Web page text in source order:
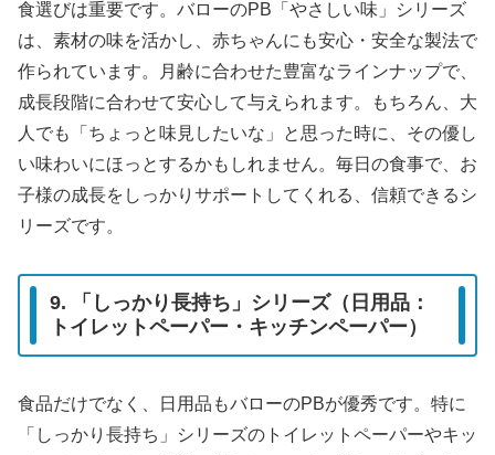
食選びは重要です。バローのPB「やさしい味」シリーズ
は、素材の味を活かし、赤ちゃんにも安心・安全な製法で
作られています。月齢に合わせた豊富なラインナップで、
成長段階に合わせて安心して与えられます。もちろん、大
人でも「ちょっと味見したいな」と思った時に、その優し
い味わいにほっとするかもしれません。毎日の食事で、お
子様の成長をしっかりサポートしてくれる、信頼できるシ
リーズです。
9. 「しっかり長持ち」シリーズ（日用品：
トイレットペーパー・キッチンペーパー）
食品だけでなく、日用品もバローのPBが優秀です。特に
「しっかり長持ち」シリーズのトイレットペーパーやキッ